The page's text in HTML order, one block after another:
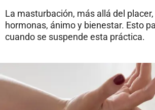
La masturbación, más allá del
hormonas, ánimo y bienestar. Esto
cuando se suspende esta práctica.